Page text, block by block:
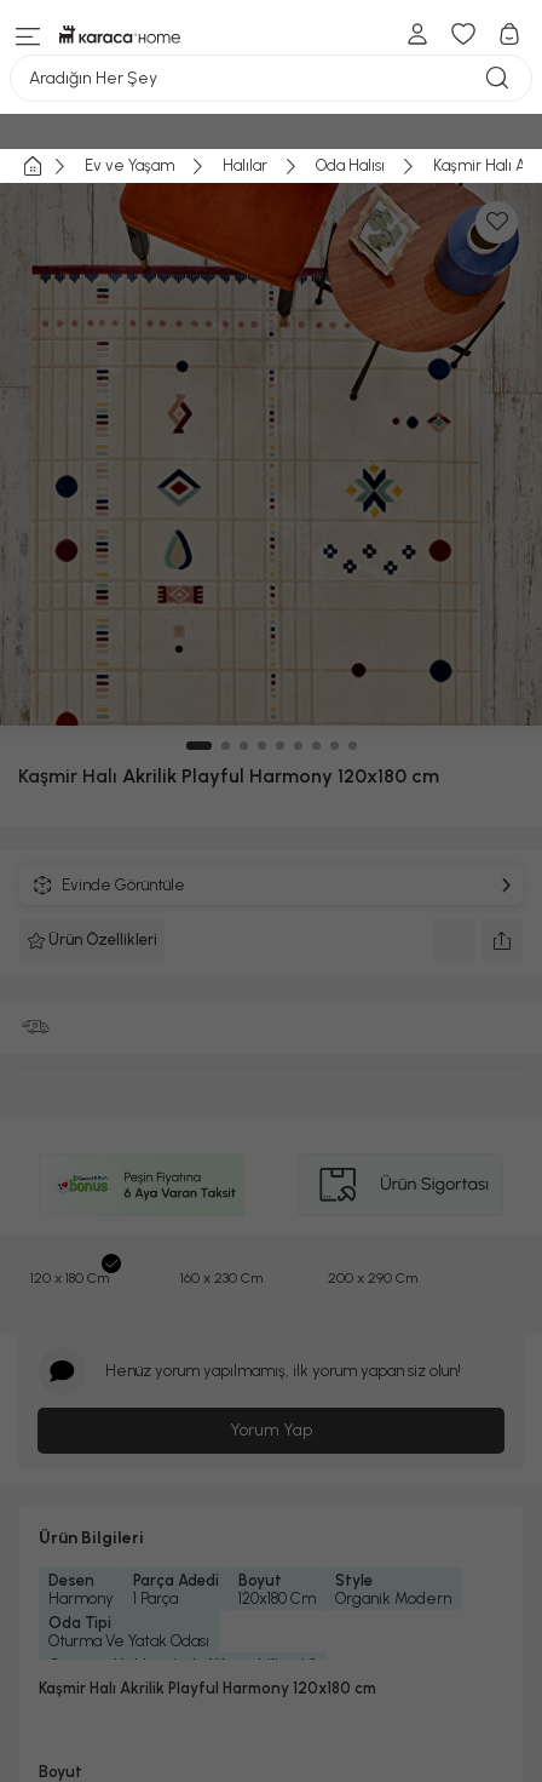
Aradığın Her Şey
Ev ve Yaşam Halılar Oda Halısı Kaşmir Halı
Kaşmir Halı Akrilik Playful Harmony 120x180 cm
Evinde Görüntüle
Ürün Özellikleri
120 x 180 Cm 160 x 230 Cm 200 x 290 Cm
Henüz yorum yapılmamış, ilk yorum yapan siz olun!
Yorum Yap
Ürün Bilgileri
Desen
Harmony
Parça Adedi
1 Parça
Boyut
120x180 Cm
Style
Organik Modern
Oda Tipi
Oturma Ve Yatak Odası
Çamaşır Makinesinde Yıkanabilir mi ?
Hayır
Kaşmir Halı Akrilik Playful Harmony 120x180 cm
Boyut